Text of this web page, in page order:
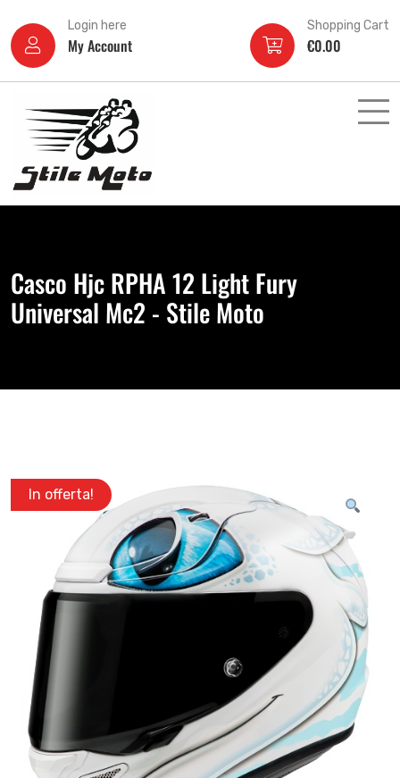
Login here
My Account
Shopping Cart
€0.00
Casco Hjc RPHA 12 Light Fury
Universal Mc2 - Stile Moto
In offerta!